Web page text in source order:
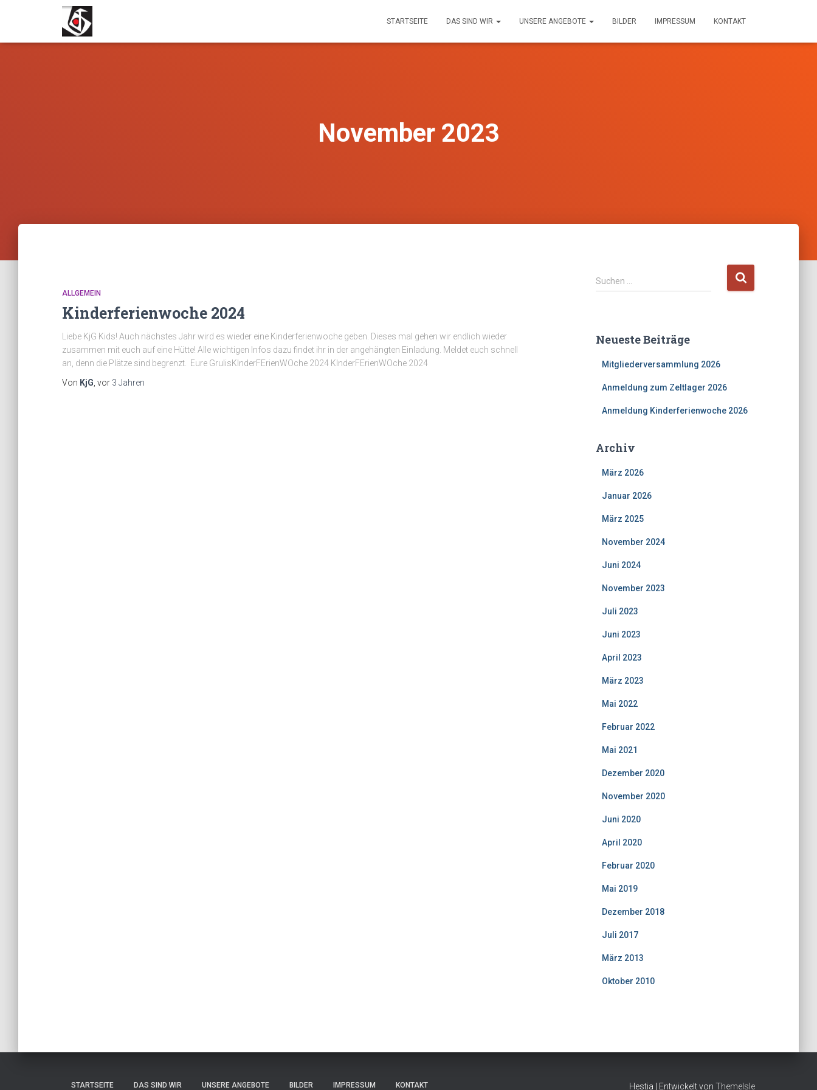
STARTSEITE DAS SIND WIR UNSERE ANGEBOTE BILDER IMPRESSUM KONTAKT
November 2023
ALLGEMEIN
Kinderferienwoche 2024
Liebe KjG Kids! Auch nächstes Jahr wird es wieder eine Kinderferienwoche geben. Dieses mal gehen wir endlich wieder
zusammen mit euch auf eine Hütte! Alle wichtigen Infos dazu findet ihr in der angehängten Einladung. Meldet euch schnell
an, denn die Plätze sind begrenzt. Eure GrulisKInderFErienWOche 2024 KInderFErienWOche 2024
Von KjG , vor 3 Jahren
S
u
n
Suchen …
Neueste Beiträge
Mitgliederversammlung 2026
Anmeldung zum Zeltlager 2026
Anmeldung Kinderferienwoche 2026
Archiv
März 2026
Januar 2026
März 2025
November 2024
Juni 2024
November 2023
Juli 2023
Juni 2023
April 2023
März 2023
Mai 2022
Februar 2022
Mai 2021
Dezember 2020
November 2020
Juni 2020
April 2020
Februar 2020
Mai 2019
Dezember 2018
Juli 2017
März 2013
Oktober 2010
STARTSEITE DAS SIND WIR UNSERE ANGEBOTE BILDER IMPRESSUM KONTAKT Hestia | Entwickelt von ThemeIsle